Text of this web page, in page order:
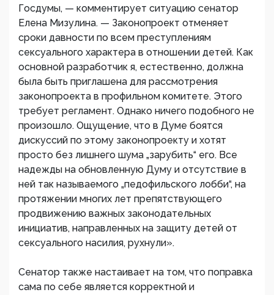
Госдумы, — комментирует ситуацию сенатор
Елена Мизулина. — Законопроект отменяет
сроки давности по всем преступлениям
сексуального характера в отношении детей. Как
основной разработчик я, естественно, должна
была быть приглашена для рассмотрения
законопроекта в профильном комитете. Этого
требует регламент. Однако ничего подобного не
произошло. Ощущение, что в Думе боятся
дискуссий по этому законопроекту и хотят
просто без лишнего шума „зарубить“ его. Все
надежды на обновленную Думу и отсутствие в
ней так называемого „педофильского лобби“, на
протяжении многих лет препятствующего
продвижению важных законодательных
инициатив, направленных на защиту детей от
сексуального насилия, рухнули».
Сенатор также настаивает на том, что поправка
сама по себе является корректной и